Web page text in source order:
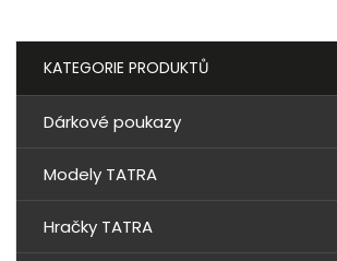
KATEGORIE PRODUKTŮ
Dárkové poukazy
Modely TATRA
Hračky TATRA